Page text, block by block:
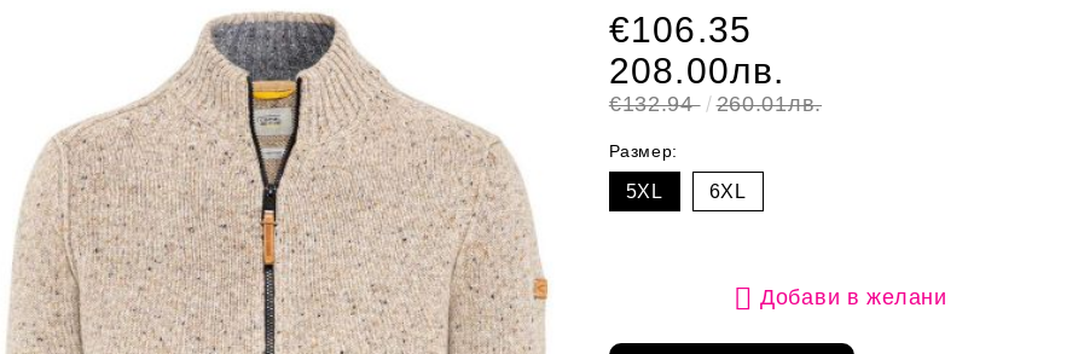
€106.35
208.00лв.
€132.94 260.01лв.
Размер:
5XL 6XL
Добави в желани